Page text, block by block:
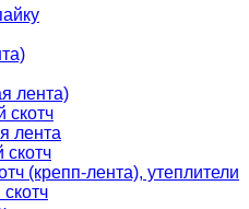
лента)
скотч
лента
скотч
(крепп-лента), утеплители